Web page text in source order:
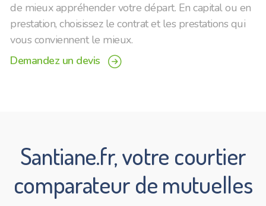
de mieux appréhender votre départ. En capital ou en
prestation, choisissez le contrat et les prestations qui
vous conviennent le mieux.
Demandez un devis navigation_right_circle
Santiane.fr, votre courtier
comparateur de mutuelles